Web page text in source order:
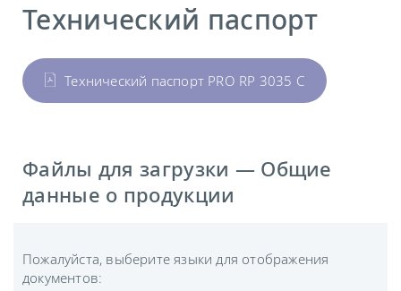
Технический паспорт
Технический паспорт PRO RP 3035 C
Файлы для загрузки — Общие
данные о продукции
Пожалуйста, выберите языки для отображения
документов: